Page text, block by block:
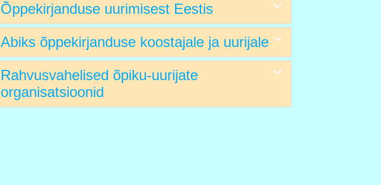
Õppekirjanduse uurimisest Eestis
Abiks õppekirjanduse koostajale ja uurijale
Rahvusvahelised õpiku-uurijate
organisatsioonid